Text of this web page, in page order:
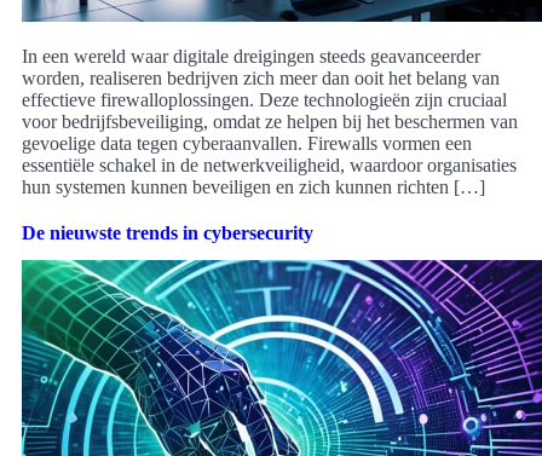
In een wereld waar digitale dreigingen steeds geavanceerder
worden, realiseren bedrijven zich meer dan ooit het belang van
effectieve firewalloplossingen. Deze technologieën zijn cruciaal
voor bedrijfsbeveiliging, omdat ze helpen bij het beschermen van
gevoelige data tegen cyberaanvallen. Firewalls vormen een
essentiële schakel in de netwerkveiligheid, waardoor organisaties
hun systemen kunnen beveiligen en zich kunnen richten […]
De nieuwste trends in cybersecurity